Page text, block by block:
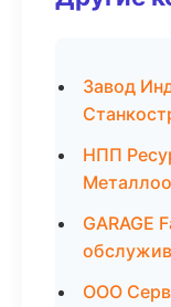
Завод
НПП
GARAGE
ООО